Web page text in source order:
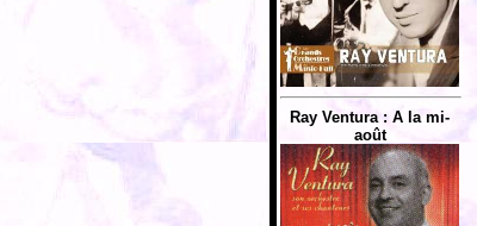
Ray Ventura : A la mi-
août